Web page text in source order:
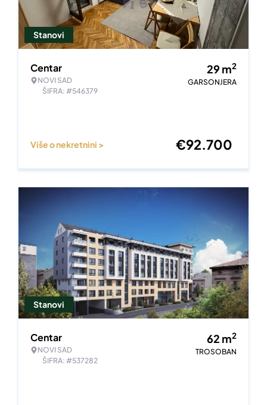
Stanovi
Centar
NOVI SAD
ŠIFRA: #546379
29 m2
GARSONJERA
Više o nekretnini > €92.700
Stanovi
Centar
NOVI SAD
ŠIFRA: #537282
62 m2
TROSOBAN